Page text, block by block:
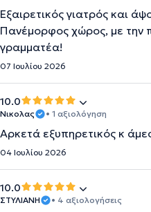
Εξαιρετικός γιατρός και
Πανέμορφος χώρος, με την
γραμματέα!
07 Ιουλίου 2026
10.0
Νικολας • 1 αξιολόγηση
Αρκετά εξυπηρετικός κ
04 Ιουλίου 2026
10.0
ΣΤΥΛΙΑΝΗ • 4 αξιολογήσεις